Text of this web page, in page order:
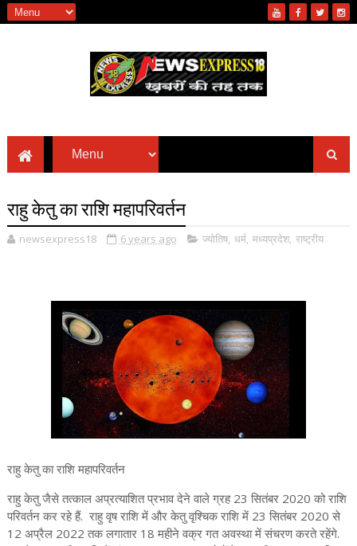
राहु केतु का राशि महापरिवर्तन
newsexpress18 6 years ago ज्योतिष, धर्म, मध्यप्रदेश, राष्ट्रीय
राहु केतु का राशि महापरिवर्तन
राहु केतु जैसे तत्काल अप्रत्याशित प्रभाव देने वाले ग्रह 23 सितंबर 2020 को राशि
परिवर्तन कर रहे हैं. राहु वृष राशि में और केतु वृश्चिक राशि में 23 सितंबर 2020 से
12 अप्रैल 2022 तक लगातार 18 महीने वक्र गत अवस्था में संचरण करते रहेंगे.